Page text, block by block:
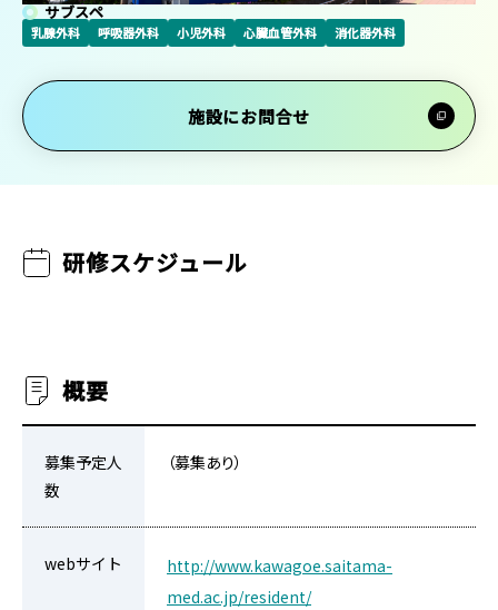
サブスペ
乳腺外科 呼吸器外科 小児外科 心臓血管外科 消化器外科
施設にお問合せ
研修スケジュール
概要
募集予定人
数
（募集あり）
webサイト
http://www.kawagoe.saitama-
med.ac.jp/resident/